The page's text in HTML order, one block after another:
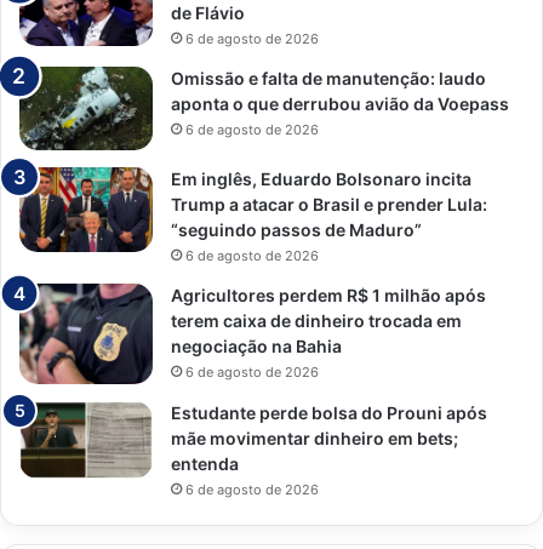
de Flávio
6 de agosto de 2026
Omissão e falta de manutenção: laudo
aponta o que derrubou avião da Voepass
6 de agosto de 2026
Em inglês, Eduardo Bolsonaro incita
Trump a atacar o Brasil e prender Lula:
“seguindo passos de Maduro”
6 de agosto de 2026
Agricultores perdem R$ 1 milhão após
terem caixa de dinheiro trocada em
negociação na Bahia
6 de agosto de 2026
Estudante perde bolsa do Prouni após
mãe movimentar dinheiro em bets;
entenda
6 de agosto de 2026